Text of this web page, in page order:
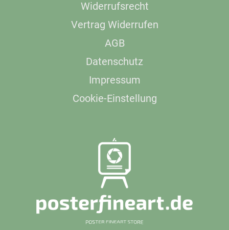
Widerrufsrecht
Vertrag Widerrufen
AGB
Datenschutz
Impressum
Cookie-Einstellung